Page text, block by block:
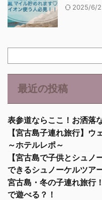
2025/6/2
最近の投稿
表参道ならここ！お洒落
【宮古島子連れ旅行】
～ホテルレポ～
【宮古島で子供とシュ
できるシュノーケルツア
宮古島・冬の子連れ旅行
で遊べる？！